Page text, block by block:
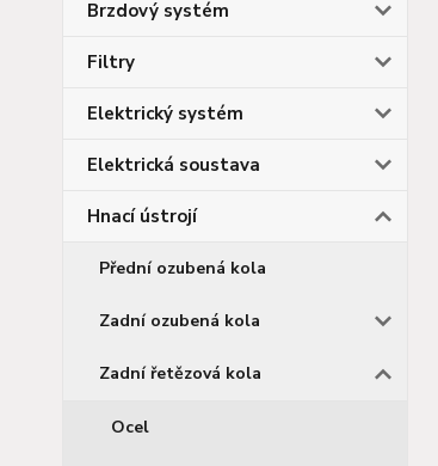
Brzdový systém
Filtry
Elektrický systém
Elektrická soustava
Hnací ústrojí
Přední ozubená kola
Zadní ozubená kola
Zadní řetězová kola
Ocel